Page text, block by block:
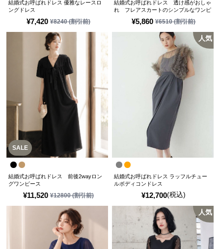
¥7,420 ¥8240(割引前)
結婚式お呼ばれドレス 優雅なレースロ
ングドレス
¥5,860 ¥6510(割引前)
結婚式お呼ばれドレス 透け感がおしゃ
れ フレアスカートのシンプルなワンピ
SALE
¥11,520 ¥12800(割引前)
結婚式お呼ばれドレス 前後2wayロン
グワンピース
人気
¥12,700(税込)
結婚式お呼ばれドレス ラッフルチュー
ルボディコンドレス
人気